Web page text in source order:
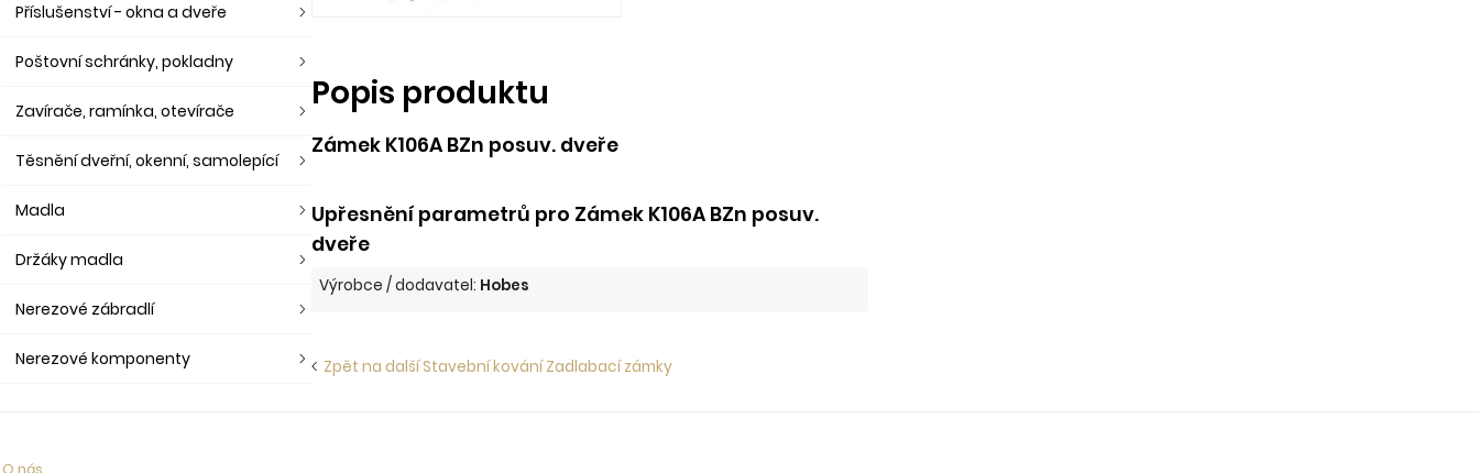
Popis produktu
Zámek K106A BZn posuv. dveře
Upřesnění parametrů pro Zámek K106A BZn posuv.
dveře
Výrobce / dodavatel: Hobes
Zpět na další Stavební kování Zadlabací zámky
Příslušenství - okna a dveře
Poštovní schránky, pokladny
Zavírače, ramínka, otevírače
Těsnění dveřní, okenní, samolepící
Madla
Držáky madla
Nerezové zábradlí
Nerezové komponenty